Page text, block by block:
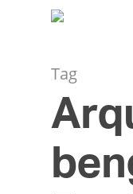
Hit enter to
Tag